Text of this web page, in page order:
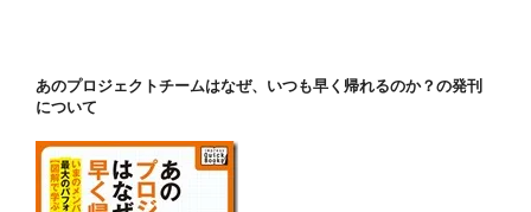
あのプロジェクトチームはなぜ、いつも早く帰れるのか？の発刊
について